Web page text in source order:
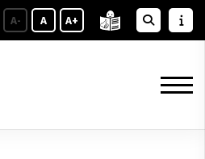
A- A A+